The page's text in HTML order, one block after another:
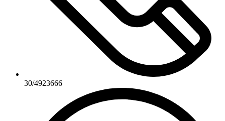
30/4923666